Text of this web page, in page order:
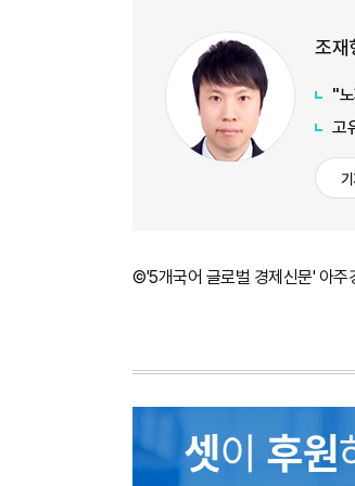
조재
"
고
©'5개국어 글로벌 경제신문' 아주